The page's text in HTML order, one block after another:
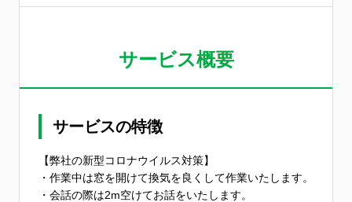
サービス概要
サービスの特徴
【弊社の新型コロナウイルス対策】
・作業中は窓を開けて換気を良くして作業いたします。
・会話の際は2m空けてお話をいたします。